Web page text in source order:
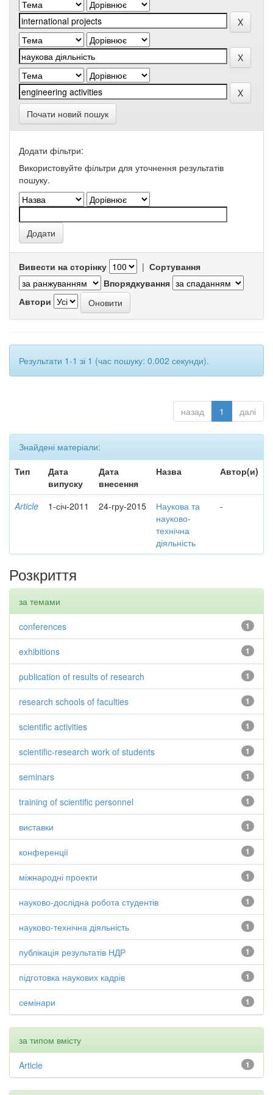
Почати новий пошук
Додати фільтри:
Використовуйте фільтри для уточнення результатів
пошуку.
Вивести на сторінку | Сортування
Впорядкування
Автори
Результати 1-1 зі 1 (час пошуку: 0.002 секунди).
назад 1 далі
Знайдені матеріали:
Тип
Дата
випуску
Дата
внесення
Назва Автор(и)
Article 1-січ-2011 24-гру-2015
Наукова та
науково-
технічна
діяльність
-
Розкриття
за темами
1
conferences
1
exhibitions
1
publication of results of research
1
research schools of faculties
1
scientific activities
1
scientific-research work of students
1
seminars
1
training of scientific personnel
1
виставки
1
конференції
1
міжнародні проекти
1
науково-дослідна робота студентів
1
науково-технічна діяльність
1
публікація результатів НДР
1
підготовка наукових кадрів
1
семінари
за типом вмісту
1
Article